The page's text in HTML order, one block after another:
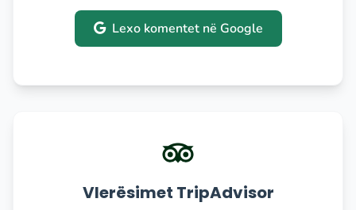
Lexo komentet në Google
Vlerësimet TripAdvisor